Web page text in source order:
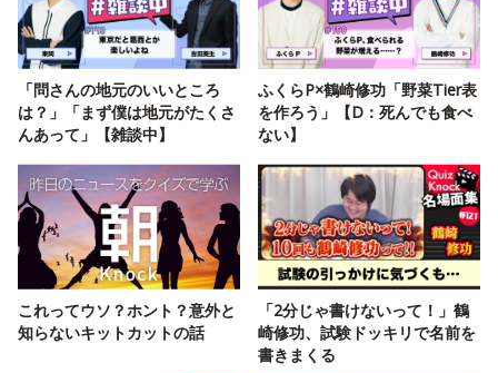
「問さんの地元のいいところ
は？」「まず僕は地元がたくさ
んあって」【雑談中】
ふくらP×鶴崎修功「野菜Tier表
を作ろう」【D：死んでも食べ
ない】
これってウソ？ホント？意外と
知らないキットカットの話
「2分じゃ書けないって！」鶴
崎修功、試験ドッキリで名前を
書きまくる